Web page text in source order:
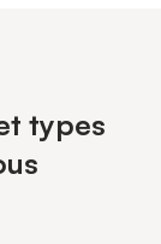
types